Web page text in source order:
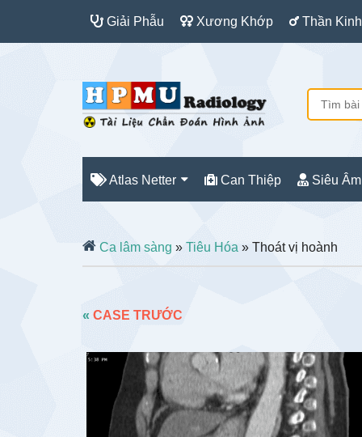
Giải Phẫu Xương Khớp Thần Kinh
Atlas Netter Can Thiệp Siêu Âm
Ca lâm sàng » Tiêu Hóa » Thoát vị hoành
« CASE TRƯỚC